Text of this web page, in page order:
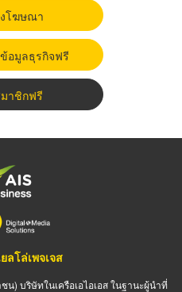
โฆษณา
อมูลธุรกิจฟรี
าชิกฟรี
ลโล่เพจเจส
) บริษัทในเครือเอไอเอส ในฐานะผู้นำที่